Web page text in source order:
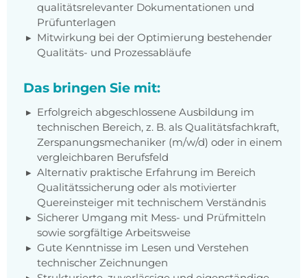
qualitätsrelevanter Dokumentationen und
Prüfunterlagen
Mitwirkung bei der Optimierung bestehender
Qualitäts- und Prozessabläufe
Das bringen Sie mit:
Erfolgreich abgeschlossene Ausbildung im
technischen Bereich, z. B. als Qualitätsfachkraft,
Zerspanungsmechaniker (m/w/d) oder in einem
vergleichbaren Berufsfeld
Alternativ praktische Erfahrung im Bereich
Qualitätssicherung oder als motivierter
Quereinsteiger mit technischem Verständnis
Sicherer Umgang mit Mess- und Prüfmitteln
sowie sorgfältige Arbeitsweise
Gute Kenntnisse im Lesen und Verstehen
technischer Zeichnungen